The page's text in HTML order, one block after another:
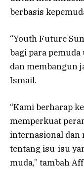
berbasis
“Youth Future
bagi para
dan membangun
Ismail.
“Kami berharap
memperkuat
internasional dan
tentang isu-isu
muda,” tambah